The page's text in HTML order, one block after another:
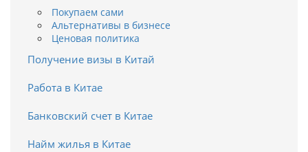
Покупаем сами
Альтернативы в бизнесе
Ценовая политика
Получение визы в Китай
Работа в Китае
Банковский счет в Китае
Найм жилья в Китае